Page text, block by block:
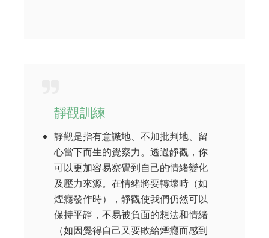
靜觀訓練
靜觀是指有意識地、不加批判地、留
心當下而生的覺察力。透過靜觀，你
可以更加容易察覺到自己的情緒變化
及壓力來源。在情緒將要轉壞時（如
煙癮發作時），靜觀使我們仍然可以
保持平靜，不易被負面的想法和情緒
（如因覺得自己又要敗給煙癮而感到